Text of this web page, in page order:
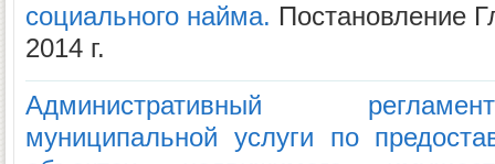
социального найма. Постановление
2014 г.
Административный
муниципальной услуги по